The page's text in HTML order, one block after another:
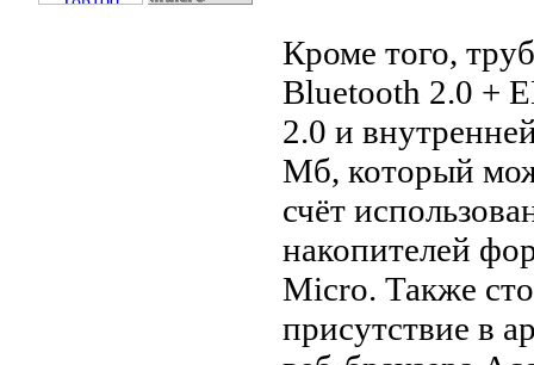
Кроме того,
Bluetooth 2.0 +
2.0 и
Мб, который
счёт
накопителей
Micro. Также
присутствие в